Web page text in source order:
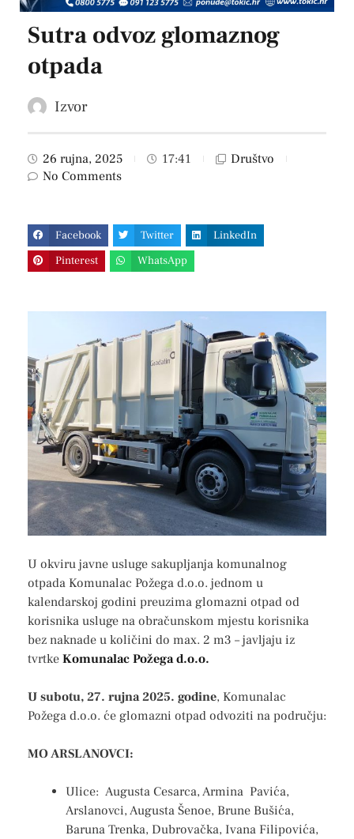
Sutra odvoz glomaznog
otpada
Izvor
26 rujna, 2025 17:41
Društvo
No Comments
Facebook Twitter
LinkedIn
Pinterest
WhatsApp
U okviru javne usluge sakupljanja komunalnog
otpada Komunalac Požega d.o.o. jednom u
kalendarskoj godini preuzima glomazni otpad od
korisnika usluge na obračunskom mjestu korisnika
bez naknade u količini do max. 2 m3 – javljaju iz
tvrtke Komunalac Požega d.o.o.
U subotu, 27. rujna 2025. godine, Komunalac
Požega d.o.o. će glomazni otpad odvoziti na području:
MO ARSLANOVCI:
Ulice: Augusta Cesarca, Armina Pavića,
Arslanovci, Augusta Šenoe, Brune Bušića,
Baruna Trenka, Dubrovačka, Ivana Filipovića,